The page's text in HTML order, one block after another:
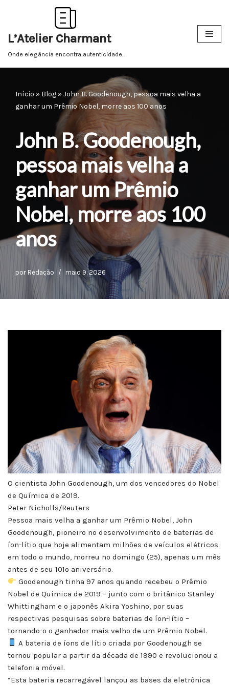
para
o
L’Atelier Charmant
Onde elegância encontra autenticidade.
Início » Blog » John B. Goodenough, pessoa mais velha a
ganhar um Prêmio Nobel, morre aos 100 anos
John B. Goodenough,
pessoa mais velha a
ganhar um Prêmio
Nobel, morre aos 100
anos
por Redação maio 9, 2026
O cientista John Goodenough, um dos vencedores do Nobel
de Química de 2019.
Peter Nicholls/Reuters
Pessoa mais velha a ganhar um Prêmio Nobel, John
Goodenough, pioneiro no desenvolvimento de baterias de
íon-lítio que hoje alimentam milhões de veículos elétricos
em todo o mundo, morreu no domingo (25), apenas um mês
antes de seu 101º aniversário.
Goodenough tinha 97 anos quando recebeu o Prêmio
Nobel de Química de 2019 – junto com o britânico Stanley
Whittingham e o japonês Akira Yoshino, por suas
respectivas pesquisas sobre baterias de íon-lítio –
tornando-o o ganhador mais velho de um Prêmio Nobel.
A bateria de íons de lítio criada por Goodenough se
tornou popular a partir da década de 1990 e revolucionou a
telefonia móvel.
“Esta bateria recarregável lançou as bases da eletrônica